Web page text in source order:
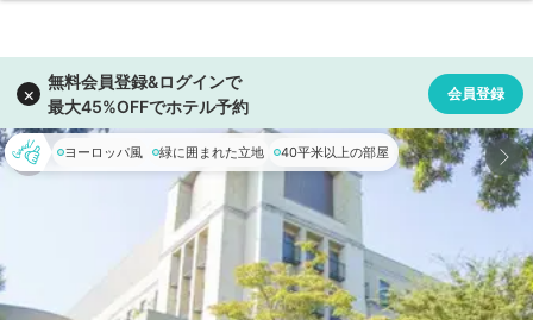
ヨーロッパ風 緑に囲まれた立地 40平米以上の部屋